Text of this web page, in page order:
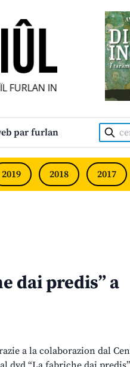
FURLAN INDIPENDENT •
par furlan Cerca:
2019 2018 2017
dai predis” a
a la colaborazion dal